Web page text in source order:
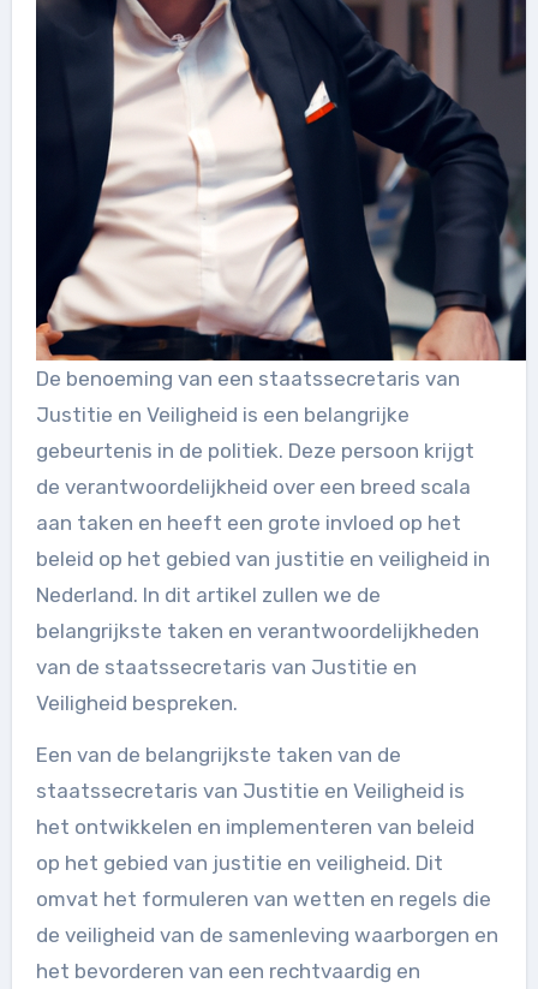
De benoeming van een staatssecretaris van
Justitie en Veiligheid is een belangrijke
gebeurtenis in de politiek. Deze persoon krijgt
de verantwoordelijkheid over een breed scala
aan taken en heeft een grote invloed op het
beleid op het gebied van justitie en veiligheid in
Nederland. In dit artikel zullen we de
belangrijkste taken en verantwoordelijkheden
van de staatssecretaris van Justitie en
Veiligheid bespreken.
Een van de belangrijkste taken van de
staatssecretaris van Justitie en Veiligheid is
het ontwikkelen en implementeren van beleid
op het gebied van justitie en veiligheid. Dit
omvat het formuleren van wetten en regels die
de veiligheid van de samenleving waarborgen en
het bevorderen van een rechtvaardig en